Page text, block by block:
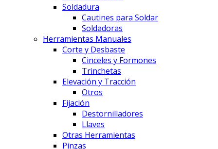
Soldadura
Cautines para Soldar
Soldadoras
Herramientas Manuales
Corte y Desbaste
Cinceles y Formones
Trinchetas
Elevación y Tracción
Otros
Fijación
Destornilladores
Llaves
Otras Herramientas
Pinzas